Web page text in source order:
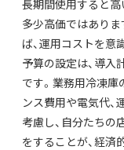
長期間使用すると高
多少高価ではあり
ば、運用コストを意
予算の設定は、導入
です。業務用冷凍庫
ンス費用や電気代
考慮し、自分たち
をすることが、経済